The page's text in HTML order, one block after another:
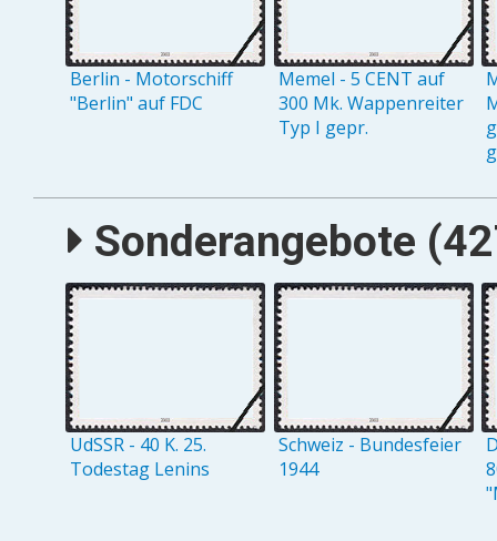
Berlin - Motorschiff
"Berlin" auf FDC
Memel - 5 CENT auf
300 Mk. Wappenreiter
Typ I gepr.
Sonderangebote
UdSSR - 40 K. 25.
Todestag Lenins
Schweiz - Bundesfeier
1944